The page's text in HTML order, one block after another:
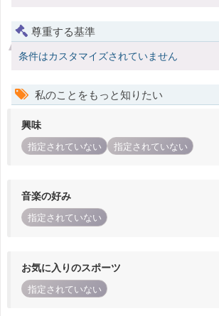
尊重する基準
条件はカスタマイズされていません
私のことをもっと知りたい
興味
指定されていない 指定されていない
音楽の好み
指定されていない
お気に入りのスポーツ
指定されていない